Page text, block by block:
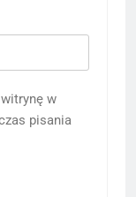
w
pisania